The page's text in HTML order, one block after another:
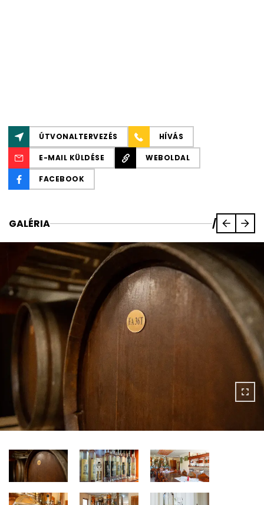
ÚTVONALTERVEZÉS HÍVÁS
E-MAIL KÜLDÉSE WEBOLDAL
FACEBOOK
GALÉRIA /